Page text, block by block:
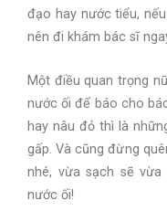
đạo hay nước tiểu,
nên đi khám bác sĩ
Một điều quan trọng
nước ối để báo cho
hay nâu đỏ thì là
gấp. Và cũng đừng
nhé, vừa sạch sẽ
nước ối!